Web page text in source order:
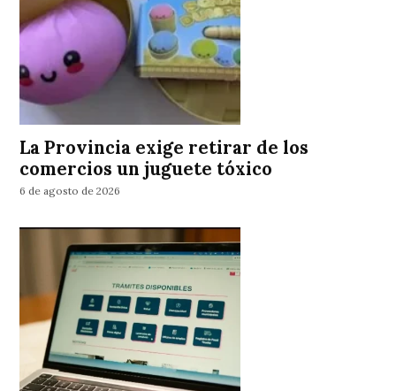
La Provincia exige retirar de los
comercios un juguete tóxico
6 de agosto de 2026